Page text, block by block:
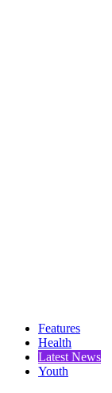
Features
Health
Latest News
Youth